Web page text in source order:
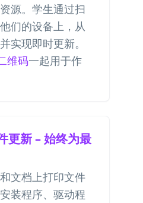
源。学生通过扫
们的设备上，从
实现即时更新。
维码一起用于作
更新 – 始终为最
文档上打印文件
装程序、驱动程